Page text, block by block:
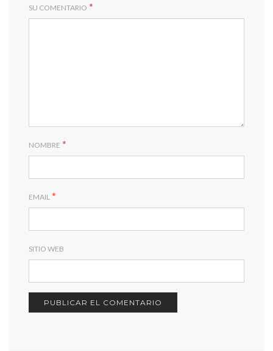
SU COMENTARIO *
NOMBRE *
EMAIL *
SITIO WEB